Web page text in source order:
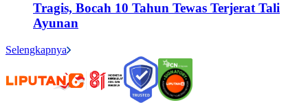
Tragis, Bocah 10 Tahun Tewas Terjerat Tali
Ayunan
Selengkapnya